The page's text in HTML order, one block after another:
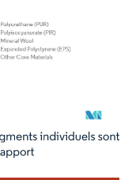
une attribution sous CC BY